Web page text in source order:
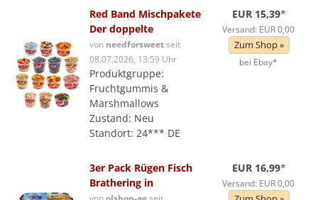
Red Band Mischpakete
Der doppelte
von needforsweetseit
08.07.2026, 13:59 Uhr
Produktgruppe:
Fruchtgummis &
Marshmallows
Zustand: Neu
Standort: 24*** DE
EUR 15,39*
Versand: EUR 0,00
Zum Shop »
bei Ebay*
3er Pack Rügen Fisch
Brathering in
EUR 16,99*
Versand: EUR 0,00